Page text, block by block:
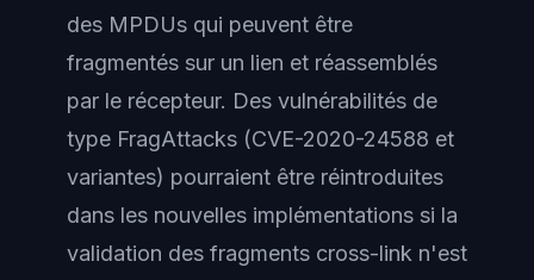
des MPDUs qui peuvent être
fragmentés sur un lien et réassemblés
par le récepteur. Des vulnérabilités de
type FragAttacks (CVE-2020-24588 et
variantes) pourraient être réintroduites
dans les nouvelles implémentations si la
validation des fragments cross-link n'est